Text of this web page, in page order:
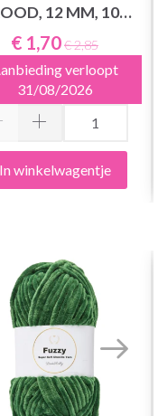
12 MM, 10
STUKS
€ 1,70€ 2,85
verloopt
31/08/2026
In winkelwagentje